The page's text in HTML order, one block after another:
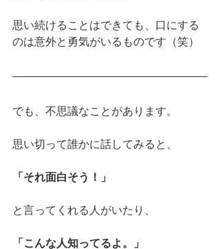
思い続けることはできても、口にする
のは意外と勇気がいるものです（笑）
でも、不思議なことがあります。
思い切って誰かに話してみると、
「それ面白そう！」
と言ってくれる人がいたり、
「こんな人知ってるよ。」